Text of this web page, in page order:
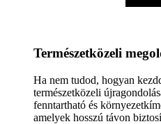
Természetközeli
Ha nem tudod, hogyan
természetközeli
fenntartható és
amelyek hosszú távon